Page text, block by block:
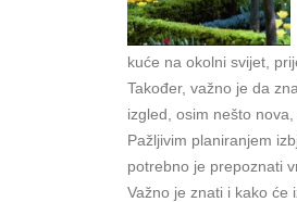
kuće na okolni svijet,
Također, važno je da
izgled, osim nešto
Pažljivim planiranjem
potrebno je prepoznati
Važno je znati i kako će